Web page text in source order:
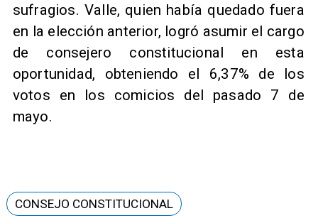
sufragios. Valle, quien había quedado fuera
en la elección anterior, logró asumir el cargo
de consejero constitucional en esta
oportunidad, obteniendo el 6,37% de los
votos en los comicios del pasado 7 de
mayo.
CONSEJO CONSTITUCIONAL